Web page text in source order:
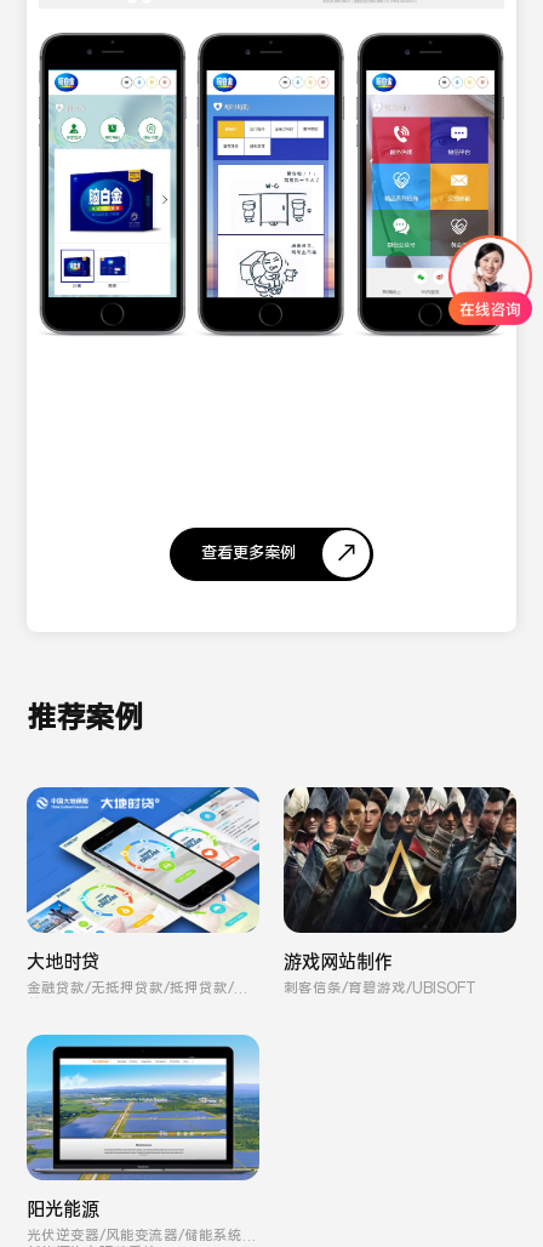
查看更多案例
推荐案例
大地时贷
金融贷款/无抵押贷款/抵押贷款/保
游戏网站制作
刺客信条/育碧游戏/UBISOFT
阳光能源
光伏逆变器/风能变流器/储能系统/